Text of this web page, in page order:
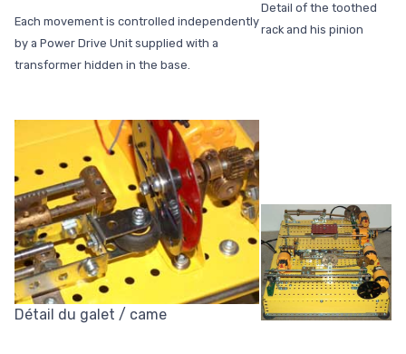
Each movement is controlled independently
by a Power Drive Unit supplied with a
transformer hidden in the base.
Detail of the toothed
rack and his pinion
Détail du galet / came